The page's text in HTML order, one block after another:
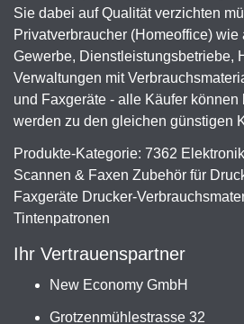
Sie dabei auf Qualität verzichten
Privatverbraucher (Homeoffice) wie
Gewerbe, Dienstleistungsbetriebe,
Verwaltungen mit
und Faxgeräte - alle Käufer können
werden zu den gleichen günstigen
Produkte-Kategorie: 7362
Scannen & Faxen Zubehör für
Faxgeräte Drucker-
Tintenpatronen
Ihr Vertrauenspartner
New Economy GmbH
Grotzenmühlestrasse 32